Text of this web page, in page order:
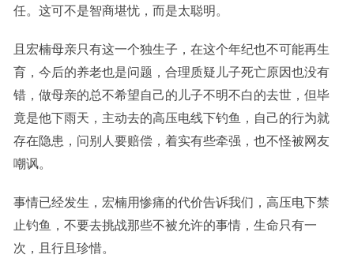
任。这可不是智商堪忧，而是太聪明。
且宏楠母亲只有这一个独生子，在这个年纪也不可能再生
育，今后的养老也是问题，合理质疑儿子死亡原因也没有
错，做母亲的总不希望自己的儿子不明不白的去世，但毕
竟是他下雨天，主动去的高压电线下钓鱼，自己的行为就
存在隐患，问别人要赔偿，着实有些牵强，也不怪被网友
嘲讽。
事情已经发生，宏楠用惨痛的代价告诉我们，高压电下禁
止钓鱼，不要去挑战那些不被允许的事情，生命只有一
次，且行且珍惜。